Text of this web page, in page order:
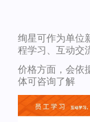
绚星可作为单位
程学习、互动交
价格方面，会依
体可咨询了解